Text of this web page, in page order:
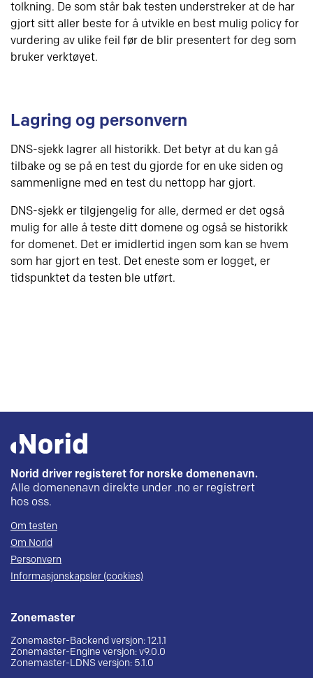
tolkning. De som står bak testen understreker at de har
gjort sitt aller beste for å utvikle en best mulig policy for
vurdering av ulike feil før de blir presentert for deg som
bruker verktøyet.
Lagring og personvern
DNS-sjekk lagrer all historikk. Det betyr at du kan gå
tilbake og se på en test du gjorde for en uke siden og
sammenligne med en test du nettopp har gjort.
DNS-sjekk er tilgjengelig for alle, dermed er det også
mulig for alle å teste ditt domene og også se historikk
for domenet. Det er imidlertid ingen som kan se hvem
som har gjort en test. Det eneste som er logget, er
tidspunktet da testen ble utført.
Norid driver registeret for norske domenenavn.
Alle domenenavn direkte under .no er registrert
hos oss.
Om testen
Om Norid
Personvern
Informasjonskapsler (cookies)
Zonemaster
Zonemaster-Backend versjon: 12.1.1
Zonemaster-Engine versjon: v9.0.0
Zonemaster-LDNS versjon: 5.1.0